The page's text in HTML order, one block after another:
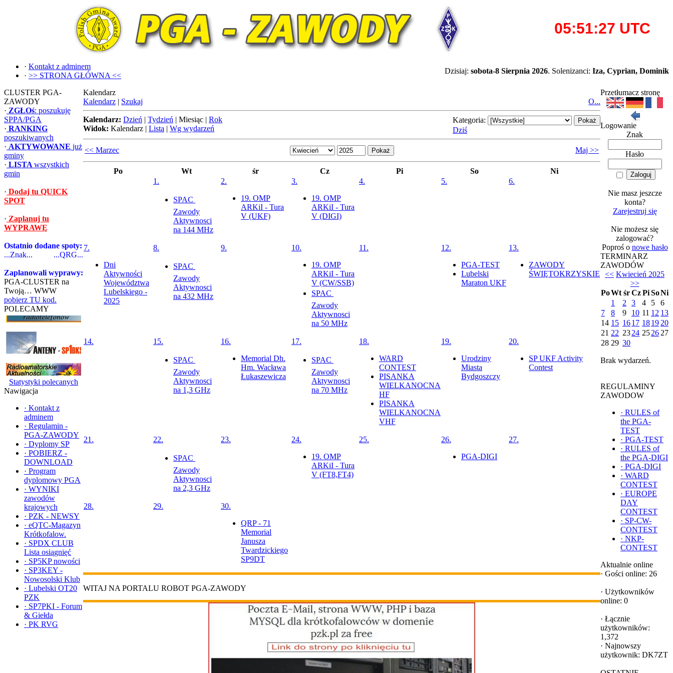
· Kontakt z adminem
· >> STRONA GŁÓWNA <<
Dzisiaj: sobota-8 Sierpnia 2026. Solenizanci: Iza, Cyprian, Dominik
CLUSTER PGA-
ZAWODY
· ZGŁOś: poszukuję
SPPA/PGA
· RANKING
poszukiwanych
· AKTYWOWANE już
gminy
· LISTA wszystkich
gmin
· Dodaj tu QUICK
SPOT
· Zaplanuj tu
WYPRAWĘ
Ostatnio dodane spoty:
...Znak...
...QRG...
Zaplanowali wyprawy:
PGA-CLUSTER na
Twoją… WWW
pobierz TU kod.
POLECAMY
Statystyki polecanych
Nawigacja
· Kontakt z
adminem
· Regulamin -
PGA-ZAWODY
· Dyplomy SP
· POBIERZ -
DOWNLOAD
· Program
dyplomowy PGA
· WYNIKI
zawodów
krajowych
· PZK - NEWSY
· eQTC-Magazyn
Krótkofalow.
· SPDX CLUB
Lista osiągnięć
· SP5KP nowości
· SP3KEY -
Nowosolski Klub
· Lubelski OT20
PZK
· SP7PKI - Forum
& Giełda
· PK RVG
Kalendarz
Kalendarz | Szukaj O...
Kalendarz: Dzień | Tydzień | Miesiąc | Rok
Widok: Kalendarz | Lista | Wg wydarzeń
Kategoria:
Dziś
<< Marzec Maj >>
Po Wt śr Cz Pi So
Ni
1.
SPAC 
Zawody
Aktywnosci
na 144 MHz
2.
19. OMP
ARKiI - Tura
V (UKF)
3.
19. OMP
ARKiI - Tura
V (DIGI)
4. 5. 6.
7.
Dni
Aktywności
Województwa
Lubelskiego -
2025
8.
SPAC 
Zawody
Aktywnosci
na 432 MHz
9.
10.
19. OMP
ARKiI - Tura
V (CW/SSB)
SPAC 
Zawody
Aktywnosci
na 50 MHz
11.
12.
PGA-TEST
Lubelski
Maraton UKF
13.
ZAWODY
ŚWIĘTOKRZYSKIE
14. 15.
SPAC 
Zawody
Aktywnosci
na 1,3 GHz
16.
Memorial Dh.
Hm. Wacława
Łukaszewicza
17.
SPAC 
Zawody
Aktywnosci
na 70 MHz
18.
WARD
CONTEST
PISANKA
WIELKANOCNA
HF
PISANKA
WIELKANOCNA
VHF
19.
Urodziny
Miasta
Bydgoszczy
20.
SP UKF Activity
Contest
21. 22.
SPAC 
Zawody
Aktywnosci
na 2,3 GHz
23.
24.
19. OMP
ARKiI - Tura
V (FT8,FT4)
25.
26.
PGA-DIGI
27.
28. 29.
30.
QRP - 71
Memorial
Janusza
Twardzickiego
SP9DT
WITAJ NA PORTALU ROBOT PGA-ZAWODY
Przetłumacz stronę
Logowanie
Znak
Hasło
Nie masz jeszcze
konta?
Zarejestruj się
Nie możesz się
zalogować?
Poproś o nowe hasło
TERMINARZ
ZAWODÓW
<< Kwiecień 2025
>>
PoWt śr CzPiSoNi
1
2 3 4 5
6
7
8 9 10 11 12 13
14 15 1617 1819 20
21 22 2324 2526 27
28 29 30
Brak wydarzeń.
REGULAMINY
ZAWODOW
· RULES of
the PGA-
TEST
· PGA-TEST
· RULES of
the PGA-DIGI
· PGA-DIGI
· WARD
CONTEST
· EUROPE
DAY
CONTEST
· SP-CW-
CONTEST
· NKP-
CONTEST
Aktualnie online
· Gości online: 26
· Użytkowników
online: 0
· Łącznie
użytkowników:
1,372
· Najnowszy
użytkownik: DK7ZT